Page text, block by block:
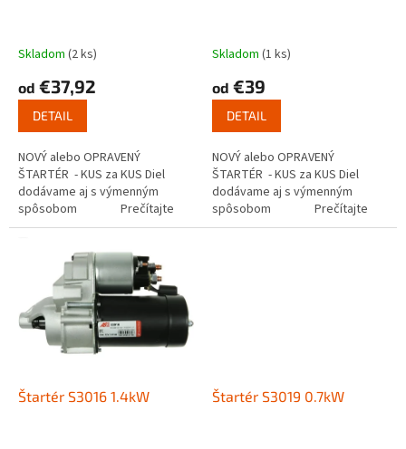
Skladom (2 ks)
od €37,92
DETAIL
NOVÝ alebo OPRAVENÝ
ŠTARTÉR - KUS za KUS Diel
dodávame aj s výmenným
spôsobom Prečítajte
si ako funguje...
Skladom (1 ks)
od €39
DETAIL
NOVÝ alebo OPRAVENÝ
ŠTARTÉR - KUS za KUS Diel
dodávame aj s výmenným
spôsobom Prečítajte
si ako funguje...
Štartér S3016 1.4kW Štartér S3019 0.7kW